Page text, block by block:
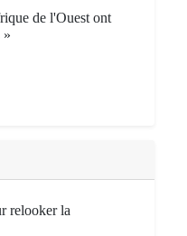
de l'Ouest ont
»
relooker la